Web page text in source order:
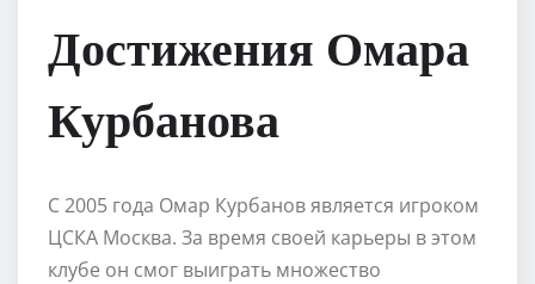
Достижения Омара
Курбанова
С 2005 года Омар Курбанов является игроком
ЦСКА Москва. За время своей карьеры в этом
клубе он смог выиграть множество